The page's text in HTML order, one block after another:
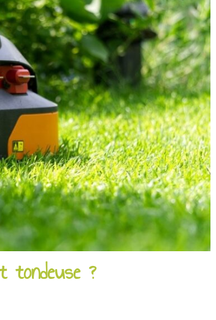
tondeuse ?